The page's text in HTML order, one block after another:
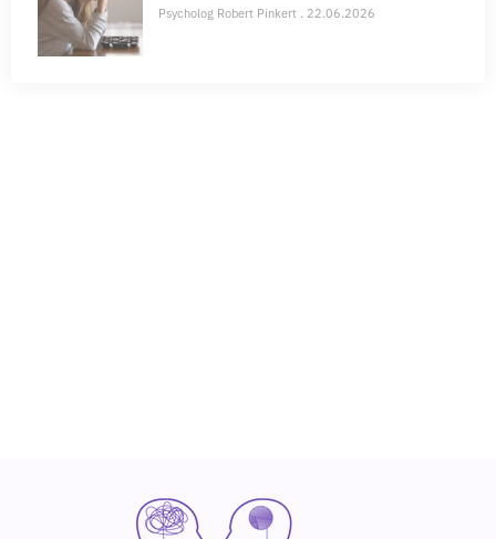
Psycholog Robert Pinkert 22.06.2026